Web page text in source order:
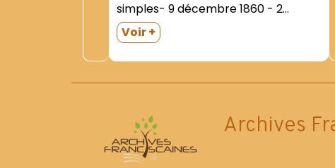
simples- 9 décembre 1860 - 2
octobre 1883.Les professions sont
consignées à partir de la fin du
registre- tête - bêche par rapport
aux vêtures.Cahier relié- coins-
Voir +
Archives